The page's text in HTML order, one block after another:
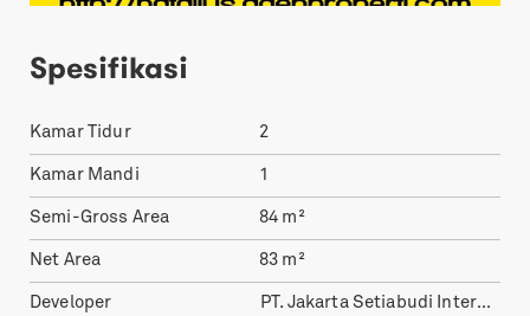
Spesifikasi
Kamar Tidur 2
Kamar Mandi 1
Semi-Gross Area 84 m²
Net Area 83 m²
Developer PT. Jakarta Setiabudi International, Tbk